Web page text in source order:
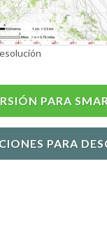
PARA
PARA